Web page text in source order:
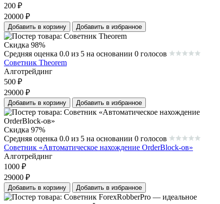
200 ₽
20000 ₽
Добавить в корзину Добавить в избранное
Скидка 98%
Средняя оценка 0.0 из 5 на основании 0 голосов
Советник Theorem
Алготрейдинг
500 ₽
29000 ₽
Добавить в корзину Добавить в избранное
Скидка 97%
Средняя оценка 0.0 из 5 на основании 0 голосов
Советник «Автоматическое нахождение OrderBlock-ов»
Алготрейдинг
1000 ₽
29000 ₽
Добавить в корзину Добавить в избранное